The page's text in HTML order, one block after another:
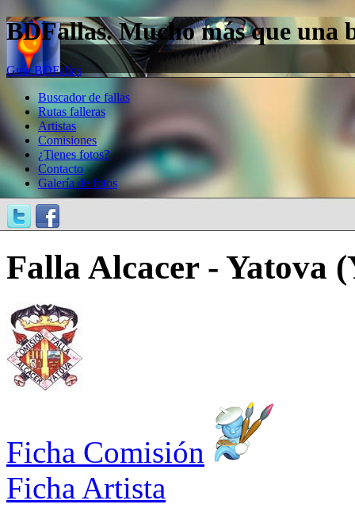
BDFallas. Mucho más que una
Guía BDFallas
Buscador de fallas
Rutas falleras
Artistas
Comisiones
¿Tienes fotos?
Contacto
Galería de fotos
Falla Alcacer - Yatova
Ficha Comisión
Ficha Artista